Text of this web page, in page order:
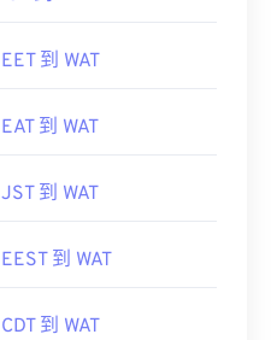
EET 到 WAT
EAT 到 WAT
JST 到 WAT
EEST 到 WAT
CDT 到 WAT